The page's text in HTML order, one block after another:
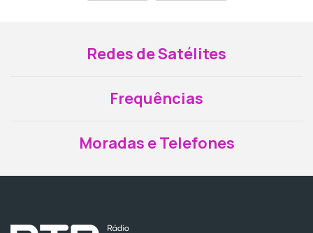
Redes de Satélites
Frequências
Moradas e Telefones